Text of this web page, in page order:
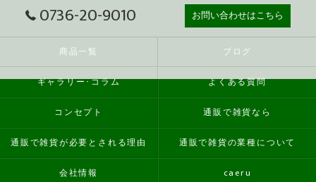
0736-20-9010 お問い合わせはこちら
商品一覧 ブログ
ギャラリー･コラム よくある質問
コンセプト 通販で雑貨なら
通販で雑貨が必要とされる理由 通販で雑貨の業種について
会社情報 caeru